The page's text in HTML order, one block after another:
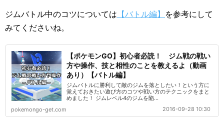
ジムバトル中のコツについては 【バトル編】 を参考にして
みてくださいね。
【ポケモンGO】初心者必読！ ジム戦の戦い
方や操作、技と相性のことを教えるよ（動画
あり）【バトル編】
ジムバトルに勝利して敵のジムを落としたい！という方に
覚えておきたい遊び方のコツや戦い方のテクニックをまと
めました！ ジムレベル4のジムを陥...
pokemongo-get.com
2016-09-28 10:30